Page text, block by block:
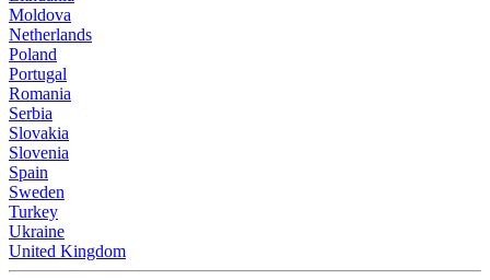
Moldova
Netherlands
Poland
Portugal
Romania
Serbia
Slovakia
Slovenia
Spain
Sweden
Turkey
Ukraine
United Kingdom